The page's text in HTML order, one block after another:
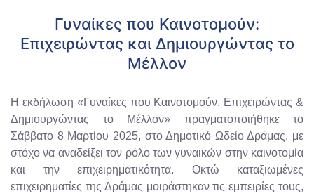
Γυναίκες που Καινοτομούν:
Επιχειρώντας και Δημιουργώντας το
Μέλλον
Η εκδήλωση «Γυναίκες που Καινοτομούν, Επιχειρώντας &
Δημιουργώντας το Μέλλον» πραγματοποιήθηκε το
Σάββατο 8 Μαρτίου 2025, στο Δημοτικό Ωδείο Δράμας, με
στόχο να αναδείξει τον ρόλο των γυναικών στην καινοτομία
και την επιχειρηματικότητα. Οκτώ καταξιωμένες
επιχειρηματίες της Δράμας μοιράστηκαν τις εμπειρίες τους,